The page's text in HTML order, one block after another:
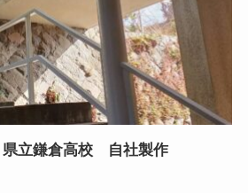
立鎌倉高校 自社製作